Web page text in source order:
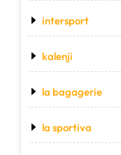
intersport
kalenji
la bagagerie
la sportiva